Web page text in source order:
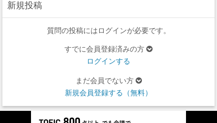
新規投稿
質問の投稿にはログインが必要です。
すでに会員登録済みの方
ログインする
まだ会員でない方
新規会員登録する（無料）